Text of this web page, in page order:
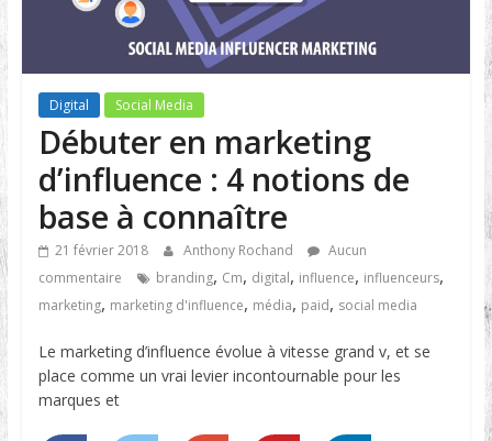
Digital Social Media
Débuter en marketing
d’influence : 4 notions de
base à connaître
21 février 2018 Anthony Rochand
Aucun
commentaire
branding, Cm, digital, influence, influenceurs,
marketing, marketing d'influence, média, paid, social media
Le marketing d’influence évolue à vitesse grand v, et se
place comme un vrai levier incontournable pour les
marques et